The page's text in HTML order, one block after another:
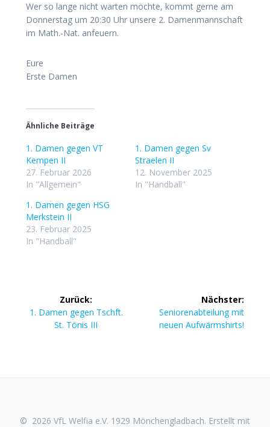
Wer so lange nicht warten möchte, kommt gerne am
Donnerstag um 20:30 Uhr unsere 2. Damenmannschaft
im Math.-Nat. anfeuern.
Eure
Erste Damen
Ähnliche Beiträge
1. Damen gegen VT
Kempen II
27. Februar 2026
In "Allgemein"
1. Damen gegen Sv
Straelen II
12. November 2025
In "Handball"
1. Damen gegen HSG
Merkstein II
23. Februar 2025
In "Handball"
Beitragsnavigation
Zurück:
Vorheriger
Beitrag:
1. Damen gegen Tschft.
St. Tönis III
Nächster:
Nächster
Beitrag:
Seniorenabteilung mit
neuen Aufwärmshirts!
© 2026 VfL Welfia e.V. 1929 Mönchengladbach. Erstellt mit